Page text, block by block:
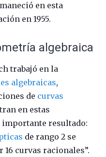
en esta
en 1955.
algebraica
trabajó en la
algebraicas,
de curvas
en estas
resultado:
de rango 2 se
curvas racionales”.